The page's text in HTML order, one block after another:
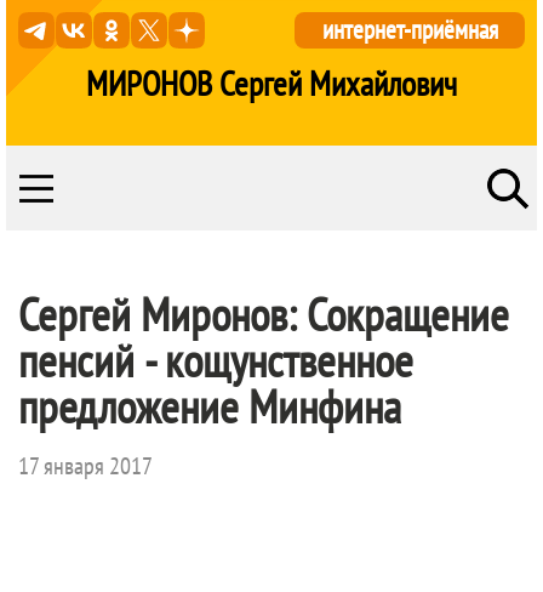
МИРОНОВ Сергей Михайлович
интернет-приёмная
Сергей Миронов: Сокращение
пенсий - кощунственное
предложение Минфина
17 января 2017